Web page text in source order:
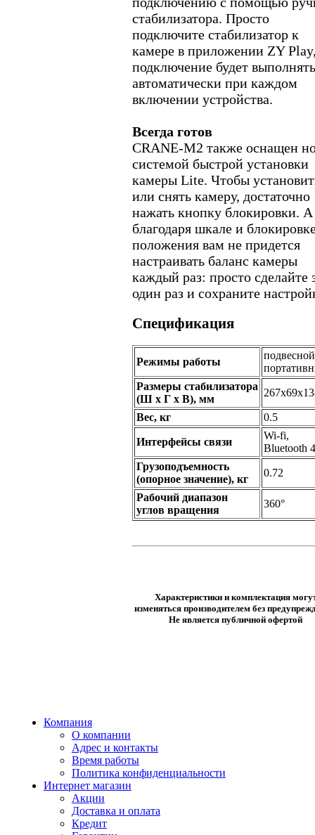
стабилизатора. Просто
подключите стабилизатор к
камере в приложении ZY
подключение будет
автоматически при каждом
включении устройства.
Всегда готов
CRANE-M2 также оснащен
системой быстрой установки
камеры Lite. Чтобы
или снять камеру, достаточно
нажать кнопку блокировки. А
благодаря шкале и
положения вам не придется
настраивать баланс камеры
каждый раз: просто сделайте
один раз и сохраните
Спецификация
Режимы работы
Размеры стабилизатора
(Ш х Г х В), мм
Вес, кг 0.5
Интерфейсы связи
Wi-fi,
Bluetooth
Грузоподъемность
(опорное значение), кг
0.72
Рабочий диапазон
углов вращения
360°
Характеристики и комплектация
изменяться производителем без
Не является публичной офертой
Компания
О компании
Адрес и контакты
Время работы
Политика конфиденциальности
Интернет магазин
Акции
Доставка и оплата
Кредит